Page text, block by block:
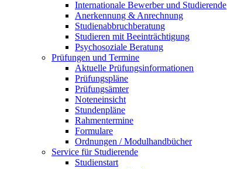
Internationale Bewerber und Studierende
Anerkennung & Anrechnung
Studienabbruchberatung
Studieren mit Beeinträchtigung
Psychosoziale Beratung
Prüfungen und Termine
Aktuelle Prüfungsinformationen
Prüfungspläne
Prüfungsämter
Noteneinsicht
Stundenpläne
Rahmentermine
Formulare
Ordnungen / Modulhandbücher
Service für Studierende
Studienstart